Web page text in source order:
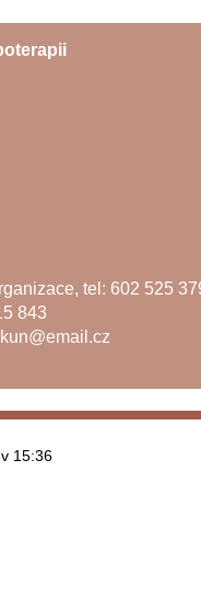
tel: 602 525
843
15:36